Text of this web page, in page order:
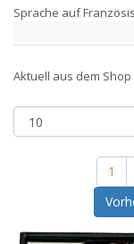
Sprache auf
Aktuell aus dem Shop
1